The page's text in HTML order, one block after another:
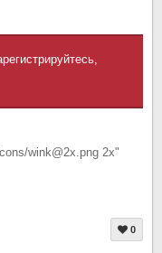
wink@2x.png 2x"
0